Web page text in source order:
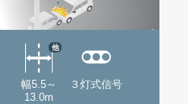
幅5.5～
13.0m
他
３灯式信号